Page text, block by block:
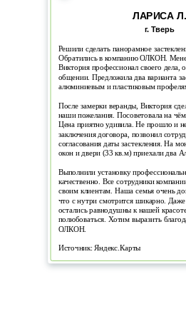
ЛАРИСА Л.
г. Тверь
Решили сделать панорамное
Обратились в компанию ОЛКОН.
Виктория профессионал своего дела,
общении. Предложила два варианта
алюминиевым и пластиковым
После замерки веранды, Виктория
наши пожелания. Посоветовала на
Цена приятно удивила. Не прошло и
заключения договора, позвонил
согласования даты застекления. На
окон и двери (33 кв.м) приехали два
Выполнили установку
качественно. Все сотрудники
своим клиентам. Наша семья очень
что с нутри смотрится шикарно. Даже
остались равнодушны к нашей
полюбоваться. Хотим выразить
ОЛКОН.
Источник: Яндекс.Карты